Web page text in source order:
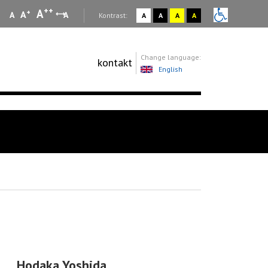
A A+ A++ A Kontrast: A A A A
kontakt
Change language:
English